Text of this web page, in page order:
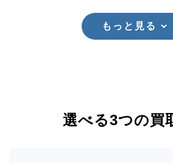
もっと見る
選べる3つの買